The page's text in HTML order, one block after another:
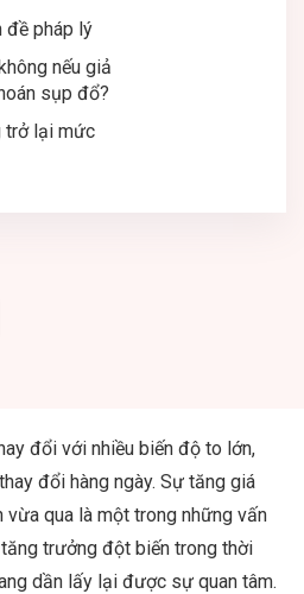
đề pháp lý
nếu giả
sụp đổ?
trở lại mức
đổi với nhiều biến độ to lớn,
đổi hàng ngày. Sự tăng giá
qua là một trong những vấn
trưởng đột biến trong thời
dần lấy lại được sự quan tâm.